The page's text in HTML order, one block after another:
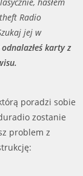
Radio
jej w
karty z
poradzi sobie
zostanie
problem z